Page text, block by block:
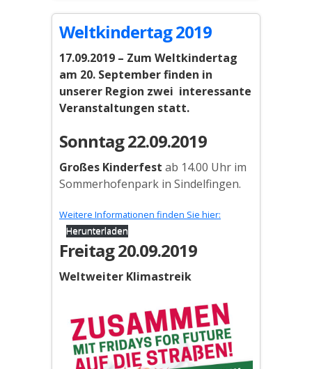
Weltkindertag 2019
17.09.2019 – Zum Weltkindertag
am 20. September finden in
unserer Region zwei interessante
Veranstaltungen statt.
Sonntag 22.09.2019
Großes Kinderfest ab 14.00 Uhr im
Sommerhofenpark in Sindelfingen.
Weitere Informationen finden Sie hier:
Herunterladen
Freitag 20.09.2019
Weltweiter Klimastreik